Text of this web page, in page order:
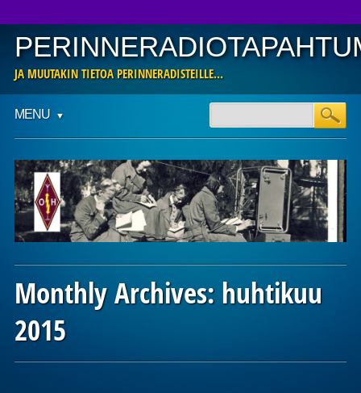
JA MUUTAKIN TIETOA PERINNERADISTEILLE…
Main menu
content
MENU
Monthly Archives: huhtikuu
2015